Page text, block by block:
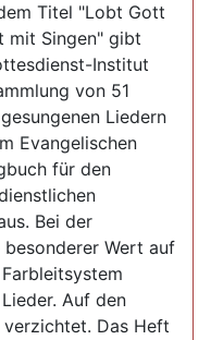
Titel "Lobt Gott
mit Singen" gibt
Institut
von 51
Liedern
Evangelischen
für den
Bei der
Wert auf
Auf den
Das Heft